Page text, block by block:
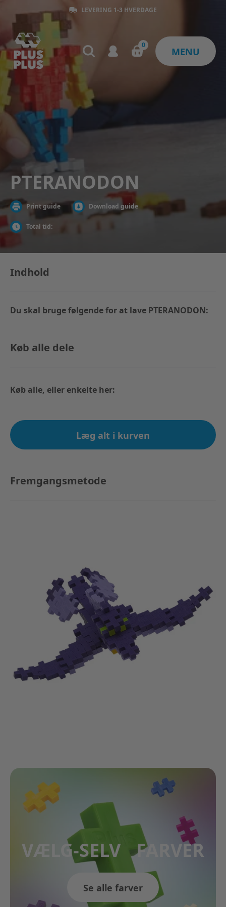
30 DAGES RETURRET
0
MENU
PTERANODON
Print guide Download guide
Total tid:
Indhold
Du skal bruge følgende for at lave PTERANODON:
Køb alle dele
Køb alle, eller enkelte her:
Læg alt i kurven
Fremgangsmetode
VÆLG-SELV FARVER
Se alle farver